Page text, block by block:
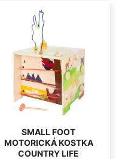
SMALL FOOT
MOTORICKÁ KOSTKA
COUNTRY LIFE